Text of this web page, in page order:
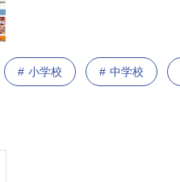
小学校 中学校